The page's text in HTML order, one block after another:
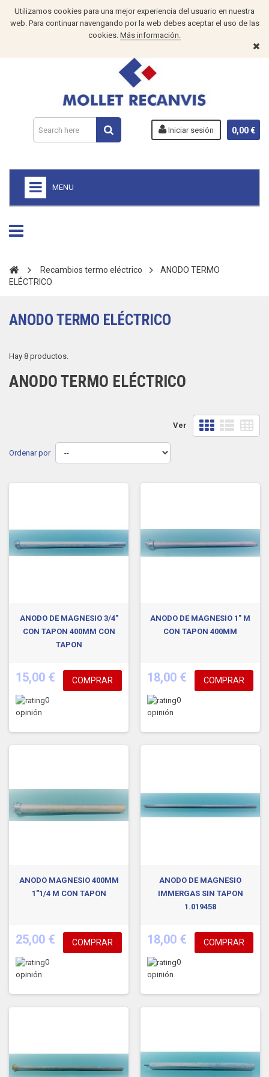
Utilizamos cookies para una mejor experiencia del usuario en nuestra
web. Para continuar navengando por la web debes aceptar el uso de las
cookies. Más información.
0,00 €
Iniciar sesión
MENU
Recambios termo eléctrico
ANODO TERMO
ELÉCTRICO
ANODO TERMO ELÉCTRICO
Hay 8 productos.
ANODO TERMO ELÉCTRICO
Ver
Ordenar por
ANODO DE MAGNESIO 3/4"
CON TAPON 400MM CON
TAPON
15,00 €
0
opinión
COMPRAR
ANODO DE MAGNESIO 1" M
CON TAPON 400MM
18,00 €
0
opinión
COMPRAR
ANODO MAGNESIO 400MM
1"1/4 M CON TAPON
25,00 €
0
opinión
COMPRAR
ANODO DE MAGNESIO
IMMERGAS SIN TAPON
1.019458
18,00 €
0
opinión
COMPRAR